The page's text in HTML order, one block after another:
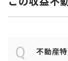
不動産